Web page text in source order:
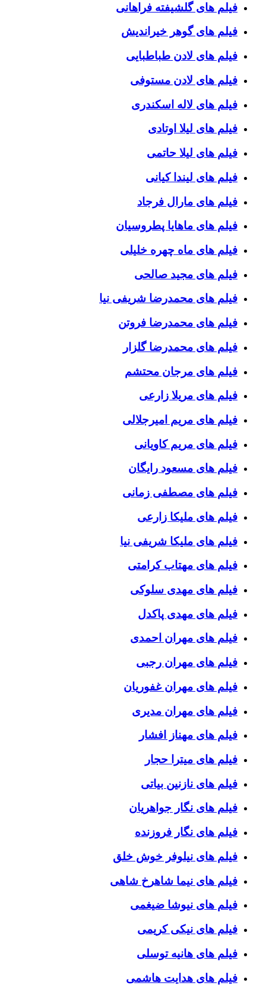
فیلم های گلشیفته فراهانی
فیلم های گوهر خیراندیش
فیلم های لادن طباطبایی
فیلم های لادن مستوفی
فیلم های لاله اسکندری
فیلم های لیلا اوتادی
فیلم های لیلا حاتمی
فیلم های لیندا کیانی
فیلم های مارال فرجاد
فیلم های ماهایا پطروسیان
فیلم های ماه چهره خلیلی
فیلم های مجید صالحی
فیلم های محمدرضا شریفی نیا
فیلم های محمدرضا فروتن
فیلم های محمدرضا گلزار
فیلم های مرجان محتشم
فیلم های مریلا زارعی
فیلم های مریم امیرجلالی
فیلم های مریم کاویانی
فیلم های مسعود رایگان
فیلم های مصطفی زمانی
فیلم های ملیکا زارعی
فیلم های ملیکا شریفی نیا
فیلم های مهتاب کرامتی
فیلم های مهدی سلوکی
فیلم های مهدی پاکدل
فیلم های مهران احمدی
فیلم های مهران رجبی
فیلم های مهران غفوریان
فیلم های مهران مدیری
فیلم های مهناز افشار
فیلم های میترا حجار
فیلم های نازنین بیاتی
فیلم های نگار جواهریان
فیلم های نگار فروزنده
فیلم های نیلوفر خوش خلق
فیلم های نیما شاهرخ شاهی
فیلم های نیوشا ضیغمی
فیلم های نیکی کریمی
فیلم های هانیه توسلی
فیلم های هدایت هاشمی